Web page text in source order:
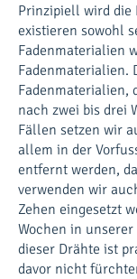
Prinzipiell wird die
existieren sowohl
Fadenmaterialien
Fadenmaterialien.
Fadenmaterialien,
nach zwei bis drei
Fällen setzen wir
allem in der
entfernt werden,
verwenden wir
Zehen eingesetzt
Wochen in
dieser Drähte ist
davor nicht